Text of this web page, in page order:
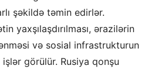
şəkildə təmin edirlər.
yaxşılaşdırılması, ərazilərin
və sosial infrastrukturun
görülür. Rusiya qonşu